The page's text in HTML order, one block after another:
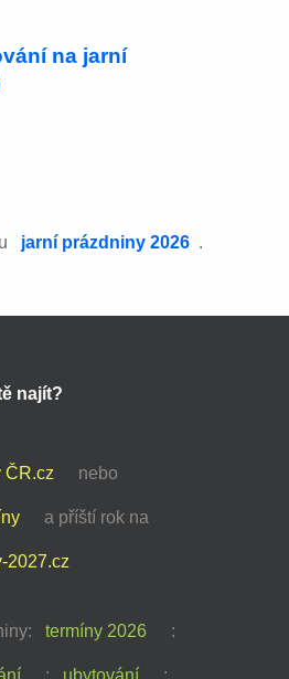
na jarní
jarní prázdniny 2026 .
najít?
ČR.cz
nebo
a příští rok na
2027.cz
termíny 2026 :